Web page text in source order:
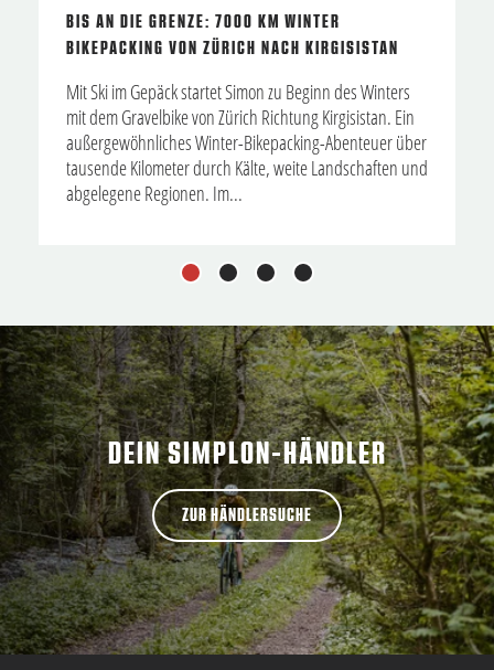
BIS AN DIE GRENZE: 7000 KM WINTER
BIKEPACKING VON ZÜRICH NACH KIRGISISTAN
Mit Ski im Gepäck startet Simon zu Beginn des Winters
mit dem Gravelbike von Zürich Richtung Kirgisistan. Ein
außergewöhnliches Winter-Bikepacking-Abenteuer über
tausende Kilometer durch Kälte, weite Landschaften und
abgelegene Regionen. Im...
1 2 3 4
DEIN SIMPLON-HÄNDLER
ZUR HÄNDLERSUCHE